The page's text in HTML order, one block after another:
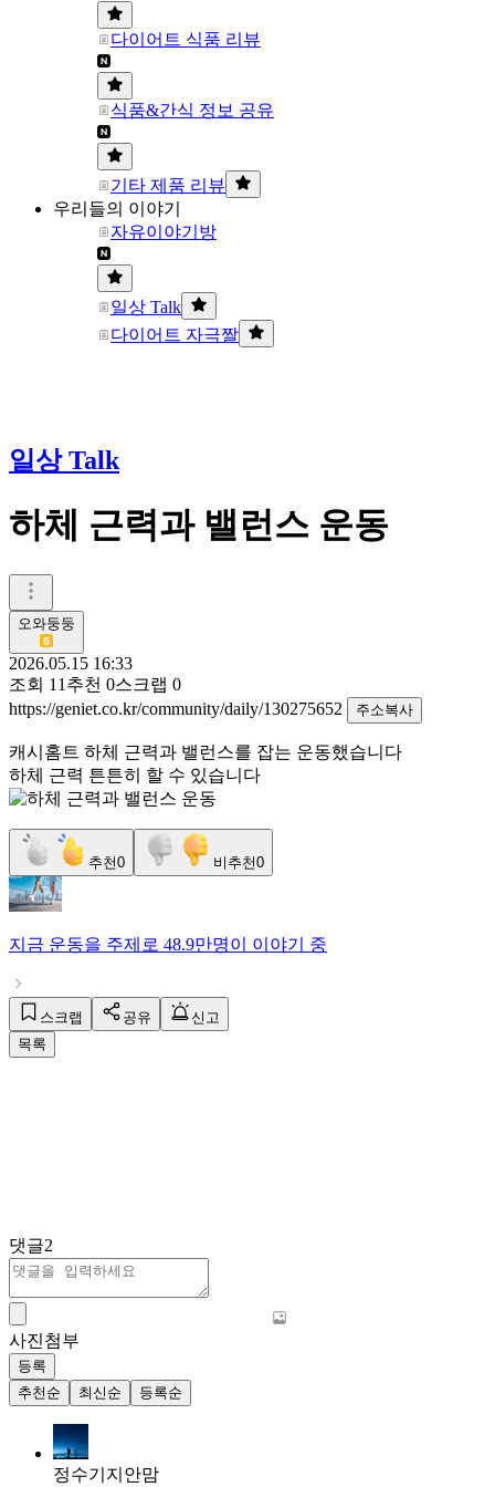
다이어트 식품 리뷰
식품&간식 정보 공유
기타 제품 리뷰
우리들의 이야기
자유이야기방
일상 Talk
다이어트 자극짤
일상 Talk
하체 근력과 밸런스 운동
오와둥둥
2026.05.15 16:33
조회 11 추천 0스크랩 0
https://geniet.co.kr/community/daily/130275652
주소복사
캐시홈트 하체 근력과 밸런스를 잡는 운동했습니다
하체 근력 튼튼히 할 수 있습니다
추천0 비추천0
지금 운동을 주제로 48.9만명이 이야기 중
스크랩 공유
신고
목록
댓글2
사진첨부
등록
추천순
최신순 등록순
정수기지안맘